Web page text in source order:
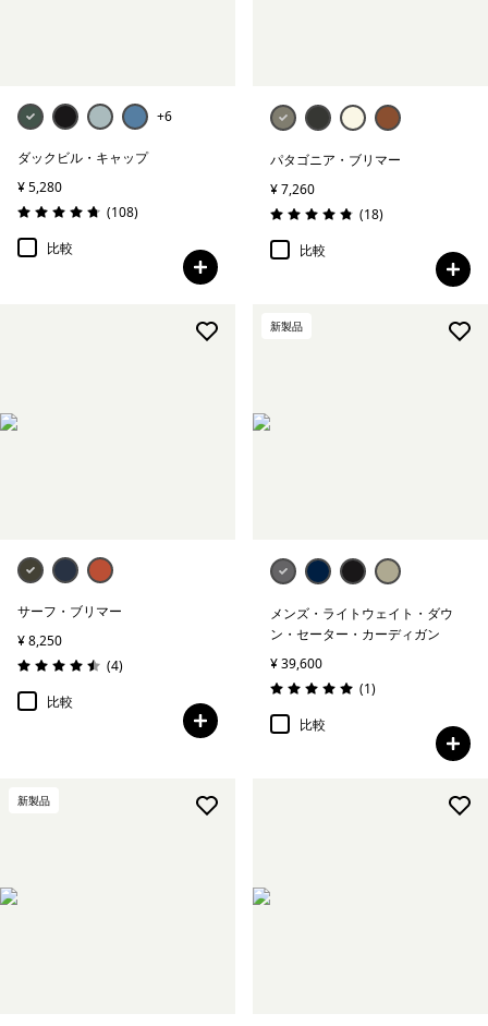
+6
ダックビル・キャップ
¥ 5,280
評価: 4.7 / 5
(108レビュー
)
比較
パタゴニア・ブリマー
¥ 7,260
評価: 4.8 / 5
(18レビュー
)
比較
サーフ・ブリマー
¥ 8,250
評価: 4.5 / 5
(4レビュー
)
比較
新製品
メンズ・ライトウェイト・ダウ
ン・セーター・カーディガン
¥ 39,600
評価: 5.0 / 5
(1レビュー
)
比較
新製品